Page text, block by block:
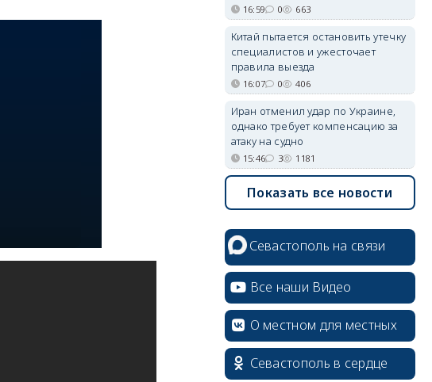
16:59 0 663
Китай пытается остановить утечку
специалистов и ужесточает
правила выезда
16:07 0 406
Иран отменил удар по Украине,
однако требует компенсацию за
атаку на судно
15:46 3 1181
Показать все новости
Севастополь на связи
Все наши Видео
О местном для местных
Севастополь в сердце